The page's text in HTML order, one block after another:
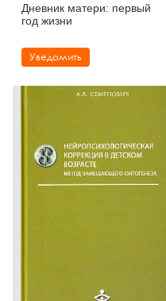
Дневник матери: первый
год жизни
Уведомить